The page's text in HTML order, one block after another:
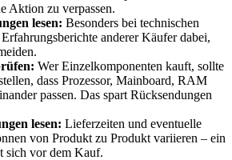
Aktion zu verpassen.
lesen: Besonders bei technischen
anderer Käufer dabei,
Wer Einzelkomponenten kauft, sollte
dass Prozessor, Mainboard, RAM
passen. Das spart Rücksendungen
lesen: Lieferzeiten und eventuelle
von Produkt zu Produkt variieren – ein
sich vor dem Kauf.